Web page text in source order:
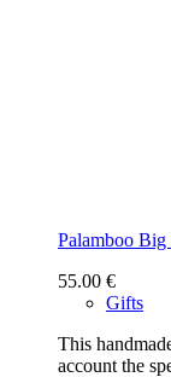
Palamboo
55.00 €
Gifts
This
account the